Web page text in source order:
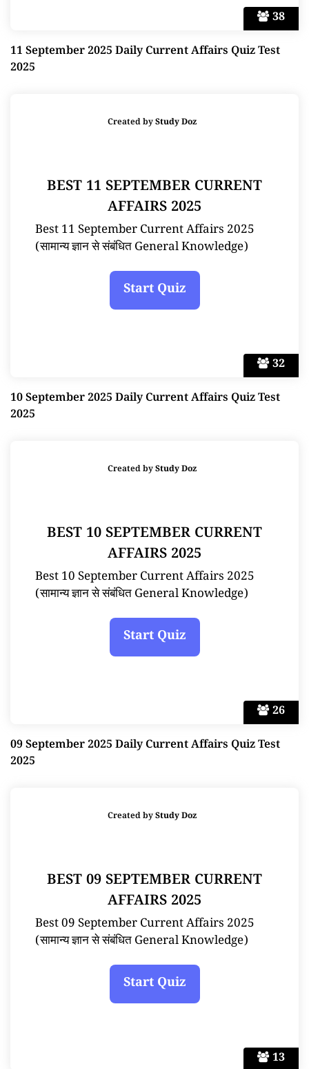
38
11 September 2025 Daily Current Affairs Quiz Test
2025
32
Created byStudy Doz
BEST 11 SEPTEMBER CURRENT
AFFAIRS 2025
Best 11 September Current Affairs 2025
(सामान्य ज्ञान से संबंधित General Knowledge)
10 September 2025 Daily Current Affairs Quiz Test
2025
26
Created byStudy Doz
BEST 10 SEPTEMBER CURRENT
AFFAIRS 2025
Best 10 September Current Affairs 2025
(सामान्य ज्ञान से संबंधित General Knowledge)
09 September 2025 Daily Current Affairs Quiz Test
2025
13
Created byStudy Doz
BEST 09 SEPTEMBER CURRENT
AFFAIRS 2025
Best 09 September Current Affairs 2025
(सामान्य ज्ञान से संबंधित General Knowledge)